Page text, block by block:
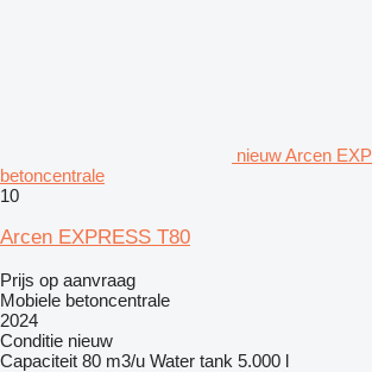
nieuw Arcen
betoncentrale
10
Arcen EXPRESS T80
Prijs op aanvraag
Mobiele betoncentrale
2024
Conditie nieuw
Capaciteit 80 m3/u Water tank 5.000 l